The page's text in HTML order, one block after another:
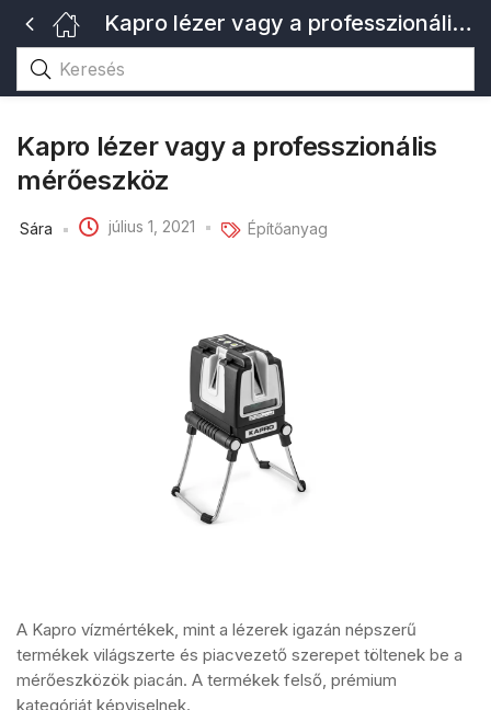
Kapro lézer vagy a professzionális mérőeszköz
Kapro lézer vagy a professzionális
mérőeszköz
Sára július 1, 2021 Építőanyag
A Kapro vízmértékek, mint a lézerek igazán népszerű
termékek világszerte és piacvezető szerepet töltenek be a
mérőeszközök piacán. A termékek felső, prémium
kategóriát képviselnek.